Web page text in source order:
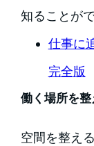
知ることが
仕事に
完全版
働く場所を整
空間を整え